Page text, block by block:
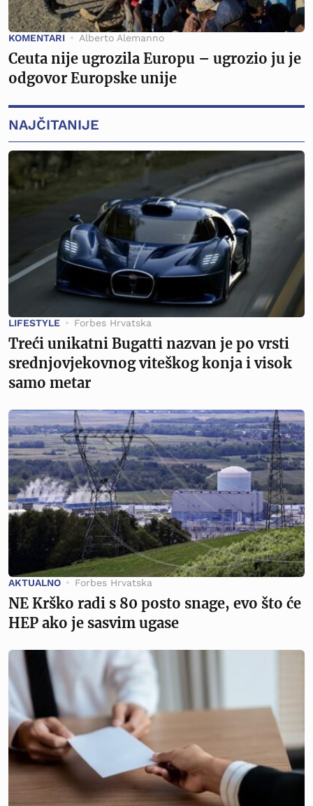
KOMENTARI Alberto Alemanno
Ceuta nije ugrozila Europu – ugrozio ju je
odgovor Europske unije
NAJČITANIJE
LIFESTYLE Forbes Hrvatska
Treći unikatni Bugatti nazvan je po vrsti
srednjovjekovnog viteškog konja i visok
samo metar
AKTUALNO Forbes Hrvatska
NE Krško radi s 80 posto snage, evo što će
HEP ako je sasvim ugase